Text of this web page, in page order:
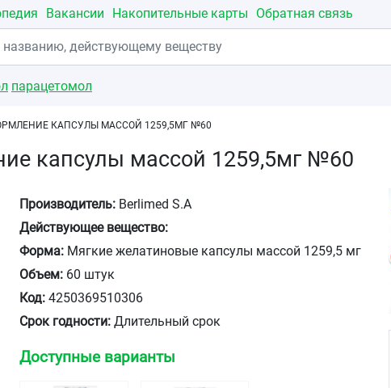
Вакансии Накопительные карты Обратная связь
парацетомол
КАПСУЛЫ МАССОЙ 1259,5МГ №60
капсулы массой 1259,5мг №60
Производитель: Berlimed S.A
Действующее вещество:
Форма: Мягкие желатиновые капсулы массой 1259,5 мг
Объем: 60 штук
Код: 4250369510306
Срок годности: Длительный срок
Доступные варианты